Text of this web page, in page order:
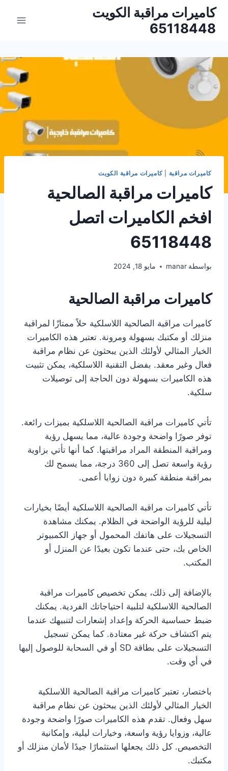
التجاوز
المحتوى
كاميرات مراقبة الكويت
65118448
كاميرات مراقبة |كاميرات مراقبة الكويت
كاميرات مراقبة الصالحية
افخم الكاميرات اتصل
65118448
بواسطة manar مايو 18, 2024
كاميرات مراقبة الصالحية
كاميرات مراقبة الصالحية اللاسلكية حلاً ممتازًا لمراقبة
منزلك أو مكتبك بسهولة ومرونة. تعتبر هذه الكاميرات
الخيار المثالي لأولئك الذين يبحثون عن نظام مراقبة
فعال وغير معقد. بفضل التقنية اللاسلكية، يمكن تثبيت
هذه الكاميرات بسهولة دون الحاجة إلى توصيلات
سلكية.
تأتي كاميرات مراقبة الصالحية اللاسلكية بميزات رائعة.
توفر صورًا واضحة وجودة عالية، مما يسهل رؤية
ومراقبة المنطقة المراد مراقبتها. كما أنها تأتي بزاوية
رؤية واسعة تصل إلى 360 درجة، مما يسمح لك
بمراقبة منطقة كبيرة دون زوايا أعمى.
تأتي كاميرات مراقبة الصالحية اللاسلكية أيضًا بخيارات
ليلية للرؤية الواضحة في الظلام. يمكنك مشاهدة
التسجيلات على هاتفك المحمول أو جهاز الكمبيوتر
الخاص بك، حتى عندما تكون بعيدًا عن المنزل أو
المكتب.
بالإضافة إلى ذلك، يمكن تخصيص كاميرات مراقبة
الصالحية اللاسلكية لتلبية احتياجاتك الفردية. يمكنك
ضبط حساسية الحركة وإعداد إشعارات لتنبيهك عندما
يتم اكتشاف حركة غير معتادة. كما يمكن تسجيل
التسجيلات على بطاقة SD أو في السحابة للوصول إليها
في أي وقت.
باختصار، تعتبر كاميرات مراقبة الصالحية اللاسلكية
الخيار المثالي لأولئك الذين يبحثون عن نظام مراقبة
سهل وفعال. تقدم هذه الكاميرات صورًا واضحة وجودة
عالية، وزوايا رؤية واسعة، وخيارات ليلية، وإمكانية
التخصيص. كل ذلك يجعلها استثمارًا جيدًا لأمان منزلك أو
مكتبك.